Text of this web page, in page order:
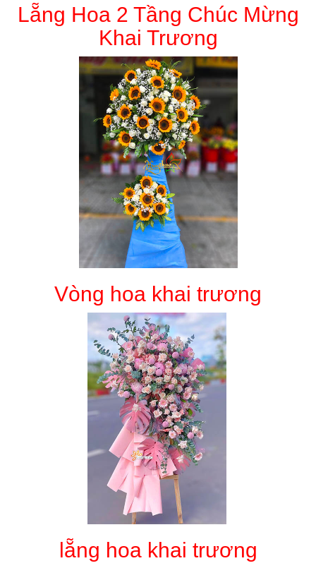
Lẵng Hoa 2 Tầng Chúc Mừng
Khai Trương
Vòng hoa khai trương
lẵng hoa khai trương